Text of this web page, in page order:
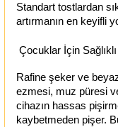
Standart tostlardan
artırmanın en keyifli
Çocuklar İçin
Rafine şeker ve
ezmesi, muz püresi
cihazın hassas
kaybetmeden pişer.